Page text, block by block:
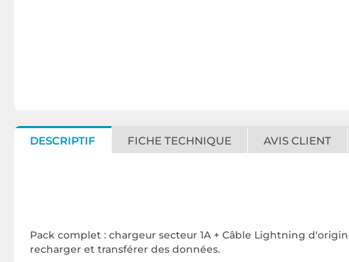
DESCRIPTIF FICHE TECHNIQUE AVIS CLIENT
Pack complet : chargeur secteur 1A + Câble Lightning
recharger et transférer des données.